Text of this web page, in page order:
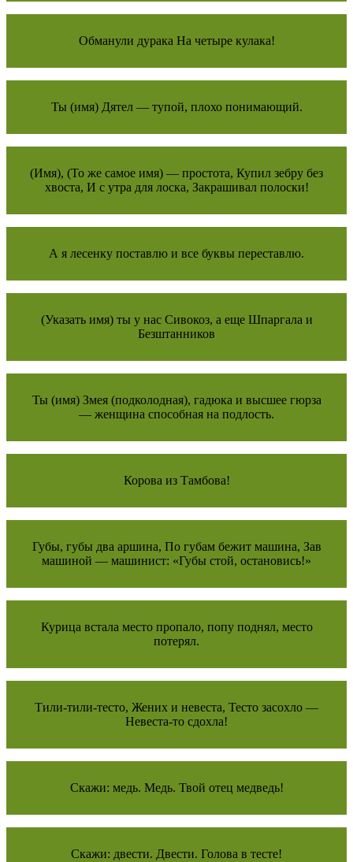
Обманули дурака На четыре кулака!
Ты (имя) Дятел — тупой, плохо понимающий.
(Имя), (То же самое имя) — простота, Купил зебру без
хвоста, И с утра для лоска, Закрашивал полоски!
А я лесенку поставлю и все буквы переставлю.
(Указать имя) ты у нас Сивокоз, а еще Шпаргала и
Безштанников
Ты (имя) Змея (подколодная), гадюка и высшее гюрза
— женщина способная на подлость.
Корова из Тамбова!
Губы, губы два аршина, По губам бежит машина, Зав
машиной — машинист: «Губы стой, остановись!»
Курица встала место пропало, попу поднял, место
потерял.
Тили-тили-тесто, Жених и невеста, Тесто засохло —
Невеста-то сдохла!
Скажи: медь. Медь. Твой отец медведь!
Скажи: двести. Двести. Голова в тесте!